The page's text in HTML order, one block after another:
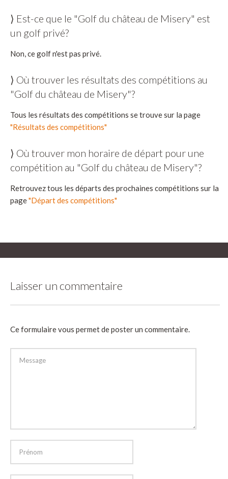
⟩ Est-ce que le "Golf du château de Misery" est
un golf privé?
Non, ce golf n'est pas privé.
⟩ Où trouver les résultats des compétitions au
"Golf du château de Misery"?
Tous les résultats des compétitions se trouve sur la page
"Résultats des compétitions"
⟩ Où trouver mon horaire de départ pour une
compétition au "Golf du château de Misery"?
Retrouvez tous les départs des prochaines compétitions sur la
page"Départ des compétitions"
Laisser un commentaire
Ce formulaire vous permet de poster un commentaire.